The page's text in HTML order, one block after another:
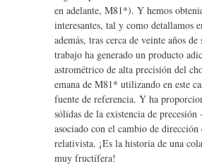
en adelante, M81*). Y hemos
interesantes, tal y como detallamos
además, tras cerca de veinte años
trabajo ha generado un producto
astrométrico de alta precisión del
emana de M81* utilizando en este
fuente de referencia. Y ha
sólidas de la existencia de
asociado con el cambio de
relativista. ¡Es la historia de una
muy fructífera!